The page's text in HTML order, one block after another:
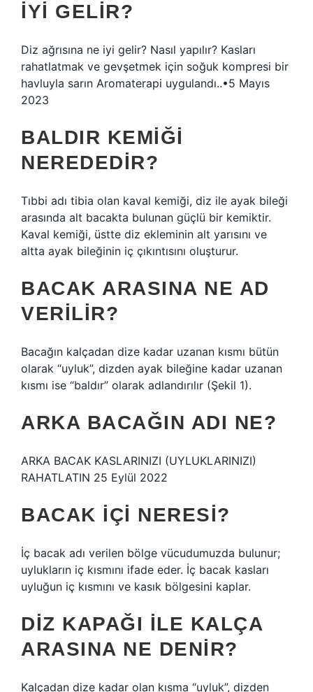
IYI GELIR?
Diz ağrısına ne iyi gelir? Nasıl yapılır? Kasları
rahatlatmak ve gevşetmek için soğuk kompresi bir
havluyla sarın Aromaterapi uygulandı..•5 Mayıs
2023
BALDIR KEMIĞI
NEREDEDIR?
Tıbbi adı tibia olan kaval kemiği, diz ile ayak bileği
arasında alt bacakta bulunan güçlü bir kemiktir.
Kaval kemiği, üstte diz ekleminin alt yarısını ve
altta ayak bileğinin iç çıkıntısını oluşturur.
BACAK ARASINA NE AD
VERILIR?
Bacağın kalçadan dize kadar uzanan kısmı bütün
olarak “uyluk”, dizden ayak bileğine kadar uzanan
kısmı ise “baldır” olarak adlandırılır (Şekil 1).
ARKA BACAĞIN ADI NE?
ARKA BACAK KASLARINIZI (UYLUKLARINIZI)
RAHATLATIN 25 Eylül 2022
BACAK IÇI NERESI?
İç bacak adı verilen bölge vücudumuzda bulunur;
uylukların iç kısmını ifade eder. İç bacak kasları
uyluğun iç kısmını ve kasık bölgesini kaplar.
DIZ KAPAĞI ILE KALÇA
ARASINA NE DENIR?
Kalçadan dize kadar olan kısma “uyluk”, dizden